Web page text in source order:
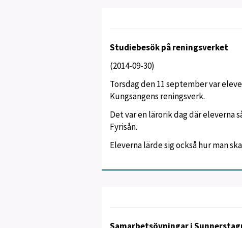
Studiebesök på reningsverket
(2014-09-30)
Torsdag den 11 september var
Kungsängens reningsverk.
Det var en lärorik dag där eleverna
Fyrisån.
Eleverna lärde sig också hur man
Samarbetsövningar i